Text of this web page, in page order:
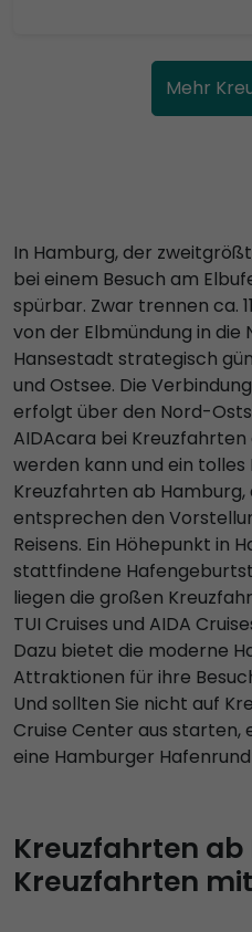
Mehr
In Hamburg, der
bei einem Besuch am
spürbar. Zwar trennen ca.
von der Elbmündung in die
Hansestadt strategisch
und Ostsee. Die
erfolgt über den Nord-
AIDAcara bei
werden kann und ein
Kreuzfahrten ab Hamburg,
entsprechen den
Reisens. Ein Höhepunkt in
stattfindene
liegen die großen
TUI Cruises und AIDA
Dazu bietet die moderne
Attraktionen für ihre
Und sollten Sie nicht auf
Cruise Center aus
eine Hamburger
Kreuzfahrten
Kreuzfahrten